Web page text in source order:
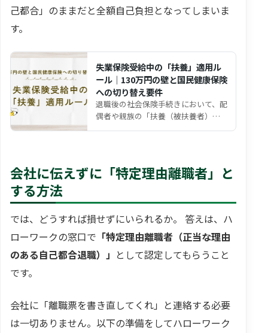
己都合」のままだと全額自己負担となってしまいま
す。
失業保険受給中の「扶養」適用ル
ール｜130万円の壁と国民健康保険
への切り替え要件
退職後の社会保険手続きにおいて、配
偶者や親族の「扶養（被扶養者）」
会社に伝えずに「特定理由離職者」と
する方法
では、どうすれば損せずにいられるか。 答えは、ハ
ローワークの窓口で 「特定理由離職者（正当な理由
のある自己都合退職）」 として認定してもらうこと
です。
会社に「離職票を書き直してくれ」と連絡する必要
は一切ありません。以下の準備をしてハローワーク